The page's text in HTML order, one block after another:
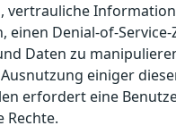
vertrauliche
einen Denial-of-
Daten zu
einiger
erfordert eine
Rechte.